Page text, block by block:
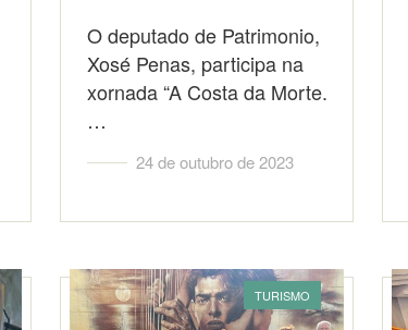
O deputado de Patrimonio,
Xosé Penas, participa na
xornada “A Costa da Morte.
…
24 de outubro de 2023
TURISMO